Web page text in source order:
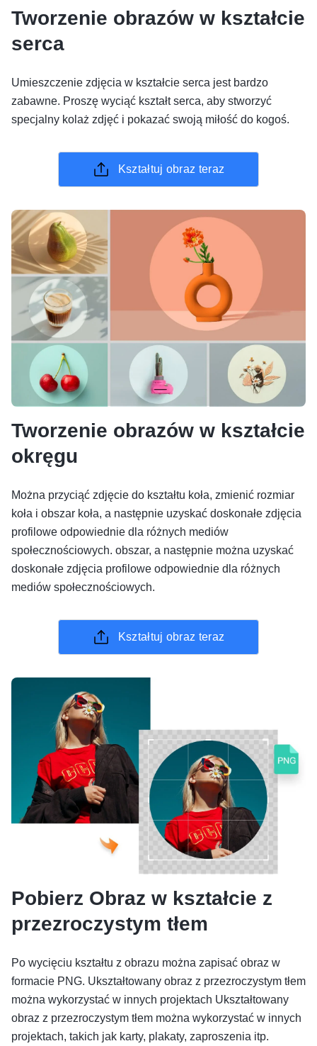
Tworzenie obrazów w kształcie
serca
Umieszczenie zdjęcia w kształcie serca jest bardzo
zabawne. Proszę wyciąć kształt serca, aby stworzyć
specjalny kolaż zdjęć i pokazać swoją miłość do kogoś.
Kształtuj obraz teraz
Tworzenie obrazów w kształcie
okręgu
Można przyciąć zdjęcie do kształtu koła, zmienić rozmiar
koła i obszar koła, a następnie uzyskać doskonałe zdjęcia
profilowe odpowiednie dla różnych mediów
społecznościowych. obszar, a następnie można uzyskać
doskonałe zdjęcia profilowe odpowiednie dla różnych
mediów społecznościowych.
Kształtuj obraz teraz
Pobierz Obraz w kształcie z
przezroczystym tłem
Po wycięciu kształtu z obrazu można zapisać obraz w
formacie PNG. Ukształtowany obraz z przezroczystym tłem
można wykorzystać w innych projektach Ukształtowany
obraz z przezroczystym tłem można wykorzystać w innych
projektach, takich jak karty, plakaty, zaproszenia itp.